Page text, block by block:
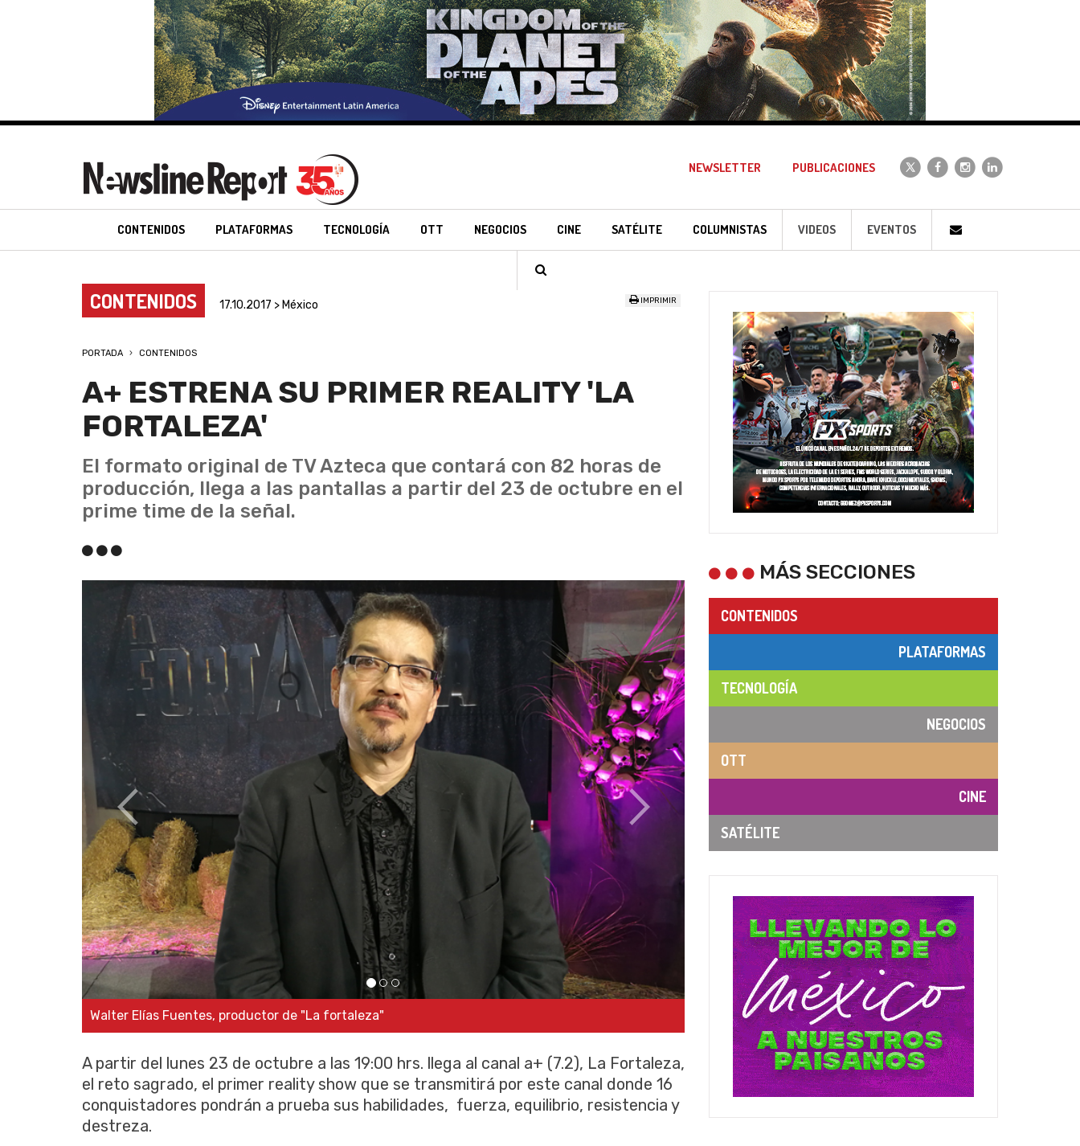
NEWSLETTER PUBLICACIONES
CONTENIDOS PLATAFORMAS TECNOLOGÍA OTT NEGOCIOS CINE SATÉLITE COLUMNISTAS VIDEOS EVENTOS
CONTENIDOS 17.10.2017 > México IMPRIMIR
PORTADA CONTENIDOS
A+ ESTRENA SU PRIMER REALITY 'LA
FORTALEZA'
El formato original de TV Azteca que contará con 82 horas de
producción, llega a las pantallas a partir del 23 de octubre en el
prime time de la señal.
Walter Elías Fuentes, productor de "La fortaleza"
A partir del lunes 23 de octubre a las 19:00 hrs. llega al canal a+ (7.2), La Fortaleza,
el reto sagrado, el primer reality show que se transmitirá por este canal donde 16
conquistadores pondrán a prueba sus habilidades, fuerza, equilibrio, resistencia y
destreza.
MÁS SECCIONES
CONTENIDOS
PLATAFORMAS
TECNOLOGÍA
NEGOCIOS
OTT
CINE
SATÉLITE